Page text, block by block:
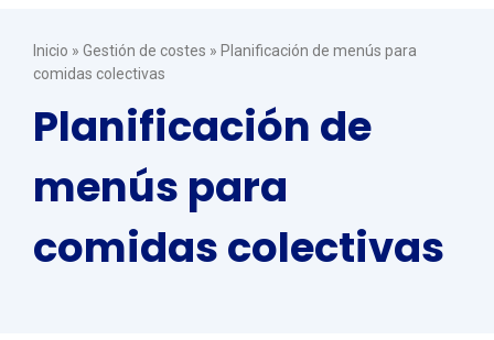
Inicio » Gestión de costes » Planificación de menús para
comidas colectivas
Planificación de
menús para
comidas colectivas